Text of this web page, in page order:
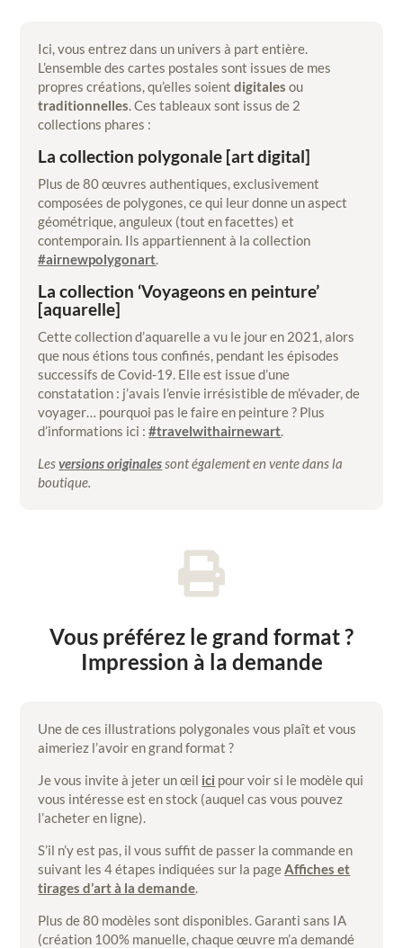
Ici, vous entrez dans un univers à part entière.
L’ensemble des cartes postales sont issues de mes
propres créations, qu’elles soientdigitales ou
traditionnelles. Ces tableaux sont issus de 2
collections phares :
La collection polygonale [art digital]
Plus de 80 œuvres authentiques, exclusivement
composées de polygones, ce qui leur donne un aspect
géométrique, anguleux (tout en facettes) et
contemporain. Ils appartiennent à la collection
#airnewpolygonart.
La collection ‘Voyageons en peinture’
[aquarelle]
Cette collection d’aquarelle a vu le jour en 2021, alors
que nous étions tous confinés, pendant les épisodes
successifs de Covid-19. Elle est issue d’une
constatation : j’avais l’envie irrésistible de m’évader, de
voyager… pourquoi pas le faire en peinture ? Plus
d’informations ici :#travelwithairnewart.
Lesversions originalessont également en vente dans la
boutique.

Vous préférez le grand format ?
Impression à la demande
Une de ces illustrations polygonales vous plaît et vous
aimeriez l’avoir en grand format ?
Je vous invite à jeter un œil ici pour voir si le modèle qui
vous intéresse est en stock (auquel cas vous pouvez
l’acheter en ligne).
S’il n’y est pas, il vous suffit de passer la commande en
suivant les 4 étapes indiquées sur la pageAffiches et
tirages d’art à la demande.
Plus de 80 modèles sont disponibles. Garanti sans IA
(création 100% manuelle, chaque œuvre m’a demandé